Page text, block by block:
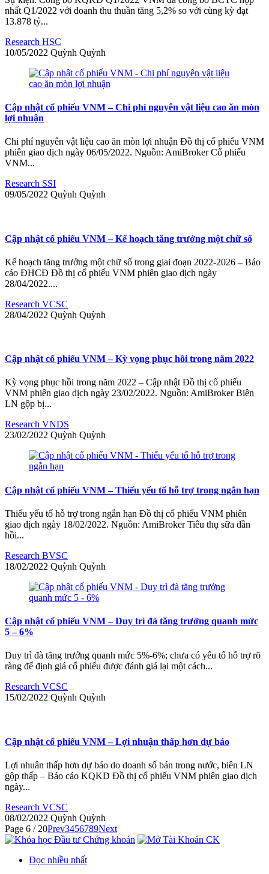
nhất Q1/2022 với doanh thu thuần tăng 5,2% so với cùng kỳ đạt
13.878 tỷ...
Research HSC
10/05/2022 Quỳnh Quỳnh
Cập nhật cổ phiếu VNM – Chi phí nguyên vật liệu cao ăn mòn
lợi nhuận
Chi phí nguyên vật liệu cao ăn mòn lợi nhuận Đồ thị cổ phiếu VNM
phiên giao dịch ngày 06/05/2022. Nguồn: AmiBroker Cổ phiếu
VNM...
Research SSI
09/05/2022 Quỳnh Quỳnh
Cập nhật cổ phiếu VNM – Kế hoạch tăng trưởng một chữ số
Kế hoạch tăng trưởng một chữ số trong giai đoạn 2022-2026 – Báo
cáo ĐHCĐ Đồ thị cổ phiếu VNM phiên giao dịch ngày
28/04/2022....
Research VCSC
28/04/2022 Quỳnh Quỳnh
Cập nhật cổ phiếu VNM – Kỳ vọng phục hồi trong năm 2022
Kỳ vọng phục hồi trong năm 2022 – Cập nhật Đồ thị cổ phiếu
VNM phiên giao dịch ngày 23/02/2022. Nguồn: AmiBroker Biên
LN gộp bị...
Research VNDS
23/02/2022 Quỳnh Quỳnh
Cập nhật cổ phiếu VNM – Thiếu yếu tố hỗ trợ trong ngắn hạn
Thiếu yếu tố hỗ trợ trong ngắn hạn Đồ thị cổ phiếu VNM phiên
giao dịch ngày 18/02/2022. Nguồn: AmiBroker Tiêu thụ sữa dần
hồi...
Research BVSC
18/02/2022 Quỳnh Quỳnh
Cập nhật cổ phiếu VNM – Duy trì đà tăng trưởng quanh mức
5 – 6%
Duy trì đà tăng trưởng quanh mức 5%-6%; chưa có yếu tố hỗ trợ rõ
ràng để định giá cổ phiếu được đánh giá lại một cách...
Research VCSC
15/02/2022 Quỳnh Quỳnh
Cập nhật cổ phiếu VNM – Lợi nhuận thấp hơn dự báo
Lợi nhuân thấp hơn dự báo do doanh số bán trong nước, biên LN
gộp thấp – Báo cáo KQKD Đồ thị cổ phiếu VNM phiên giao dịch
ngày...
Research VCSC
08/02/2022 Quỳnh Quỳnh
Page 6 / 20Prev3456789Next
Đọc nhiều nhất